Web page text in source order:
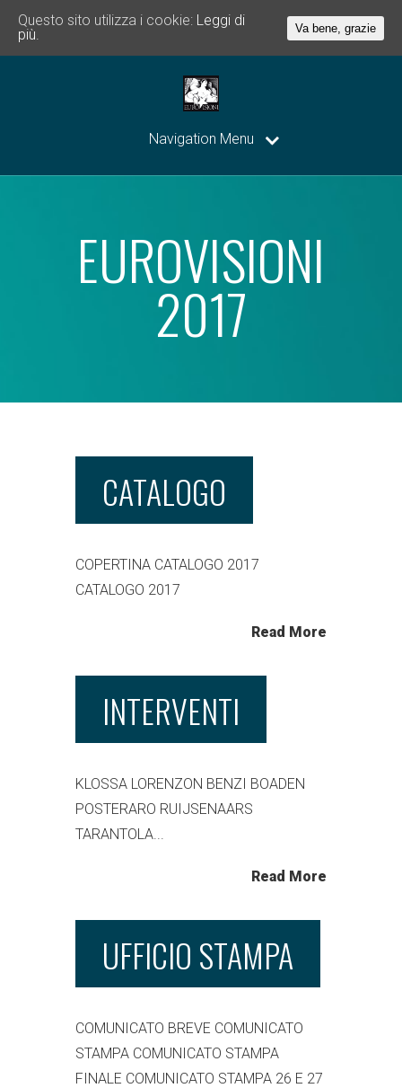
Navigation Menu
EUROVISIONI
2017
CATALOGO
COPERTINA CATALOGO 2017
CATALOGO 2017
Read More
INTERVENTI
KLOSSA LORENZON BENZI BOADEN
POSTERARO RUIJSENAARS
TARANTOLA...
Read More
UFFICIO STAMPA
COMUNICATO BREVE COMUNICATO
STAMPA COMUNICATO STAMPA
FINALE COMUNICATO STAMPA 26 E 27
Questo sito utilizza i cookie: Leggi di
più.
Va bene, grazie